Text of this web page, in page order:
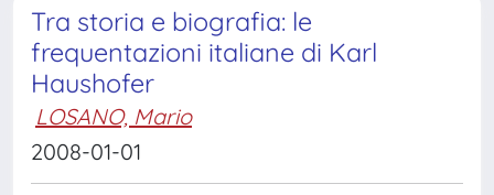
Tra storia e biografia: le
frequentazioni italiane di Karl
Haushofer
LOSANO, Mario
2008-01-01